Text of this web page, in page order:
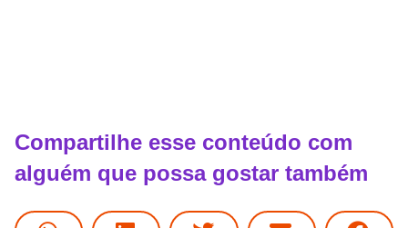
Compartilhe esse conteúdo com
alguém que possa gostar também